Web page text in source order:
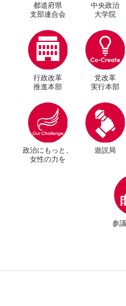
都道府県
支部連合会
中央政治
大学院
行政改革
推進本部
党改革
実行本部
政治にもっと、
女性の力を
別ウィンドウリンク
遊説局
別ウィンドウ
参
別